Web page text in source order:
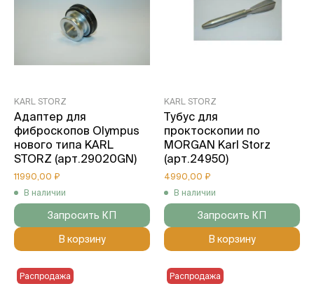
KARL STORZ
Адаптер для
фиброскопов Olympus
нового типа KARL
STORZ (арт.29020GN)
11990,00 ₽
В наличии
Запросить КП
В корзину
KARL STORZ
Тубус для
проктоскопии по
MORGAN Karl Storz
(арт.24950)
4990,00 ₽
В наличии
Запросить КП
В корзину
Распродажа Распродажа